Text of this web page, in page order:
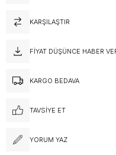
KARŞILAŞTIR
FIYAT DÜŞÜNCE HABER
KARGO BEDAVA
TAVSIYE ET
YORUM YAZ